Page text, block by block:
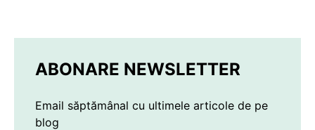
ABONARE NEWSLETTER
Email săptămânal cu ultimele articole de pe
blog